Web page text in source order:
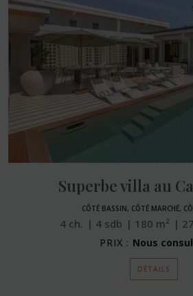
Superbe villa au
CÔTÉ BASSIN, CÔTÉ MARCHÉ,
4 ch. 4 sdb 180 m²
PRIX : Nous
DÉTAILS